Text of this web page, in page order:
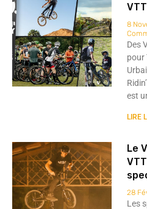
8
Des
pour
est
LIRE
Le
28
Les